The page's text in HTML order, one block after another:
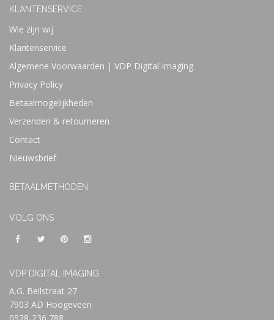
KLANTENSERVICE
Wie zijn wij
Klantenservice
Algemene Voorwaarden | VDP Digital Imaging
Privacy Policy
Betaalmogelijkheden
Verzenden & retourneren
Contact
Nieuwsbrief
BETAALMETHODEN
VOLG ONS
VDP DIGITAL IMAGING
A.G. Bellstraat 27
7903 AD Hoogeveen
0528-236 788